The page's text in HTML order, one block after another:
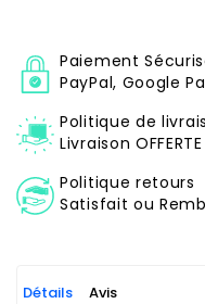
Paiement
PayPal, Google
Politique de
Livraison
Politique retours
Satisfait ou
Détails Avis